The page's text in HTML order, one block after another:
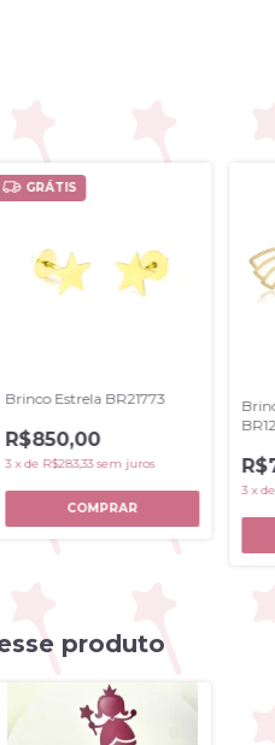
GRÁTIS
Brinco Estrela BR21773
R$850,00
3 xde R$283,33 sem juros
3 x
produto